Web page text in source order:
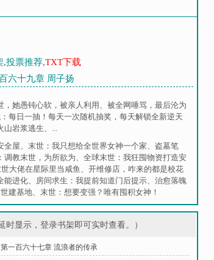
,投票推荐,TXT下载
六十九章 周子扬
她愚钝心软，被亲人利用、被全网唾骂，最后沦为
每日一抽！每天一次随机抽奖，每天解锁全新逆天
山岩浆逃生、...
全屋、 末世：我只想给全世界女神一个家、 盗墓笔
调教末世，为所欲为、 全球末世：我狂囤物资打造安
大佬在星际里当咸鱼 、 开维修店，咋来的都是校花
能进化、 房间求生：我提前知道门后提示、 治愈落魄
建基地、 末世：想要变强？唯有囤积女神！
显示，登录书架即可实时查看。）
第一百六十七章 流浪者的传承